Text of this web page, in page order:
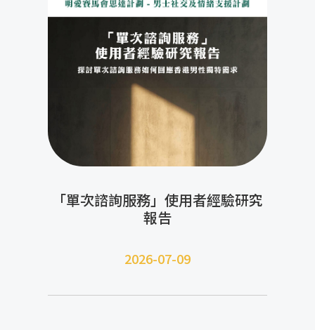
「單次諮詢服務」使用者經驗研究
報告
2026-07-09